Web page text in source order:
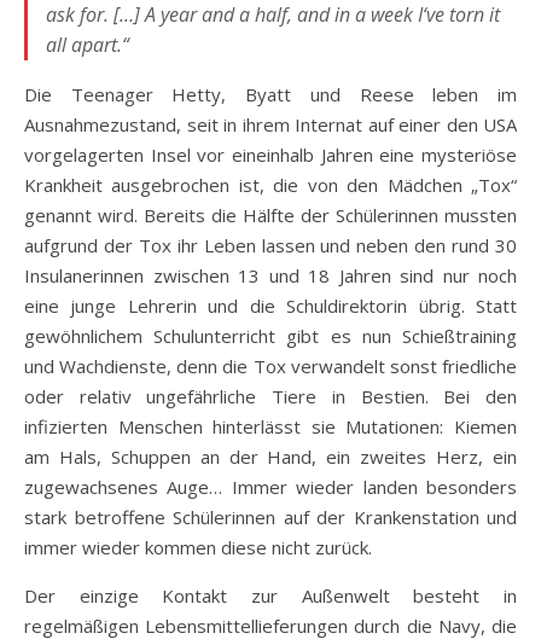
ask for. […] A year and a half, and in a week I‘ve torn it
all apart.“
Die Teenager Hetty, Byatt und Reese leben im
Ausnahmezustand, seit in ihrem Internat auf einer den USA
vorgelagerten Insel vor eineinhalb Jahren eine mysteriöse
Krankheit ausgebrochen ist, die von den Mädchen „Tox“
genannt wird. Bereits die Hälfte der Schülerinnen mussten
aufgrund der Tox ihr Leben lassen und neben den rund 30
Insulanerinnen zwischen 13 und 18 Jahren sind nur noch
eine junge Lehrerin und die Schuldirektorin übrig. Statt
gewöhnlichem Schulunterricht gibt es nun Schießtraining
und Wachdienste, denn die Tox verwandelt sonst friedliche
oder relativ ungefährliche Tiere in Bestien. Bei den
infizierten Menschen hinterlässt sie Mutationen: Kiemen
am Hals, Schuppen an der Hand, ein zweites Herz, ein
zugewachsenes Auge… Immer wieder landen besonders
stark betroffene Schülerinnen auf der Krankenstation und
immer wieder kommen diese nicht zurück.
Der einzige Kontakt zur Außenwelt besteht in
regelmäßigen Lebensmittellieferungen durch die Navy, die